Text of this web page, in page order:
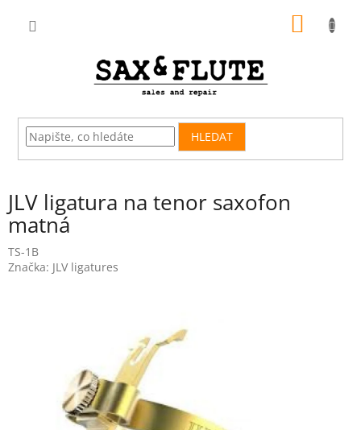
HLEDAT
JLV ligatura na tenor saxofon
matná
TS-1B
Značka: JLV ligatures